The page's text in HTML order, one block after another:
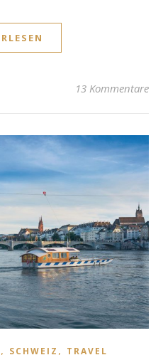
13 Kommentare
, SCHWEIZ , TRAVEL